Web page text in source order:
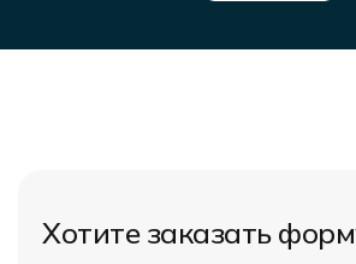
Хотите заказать